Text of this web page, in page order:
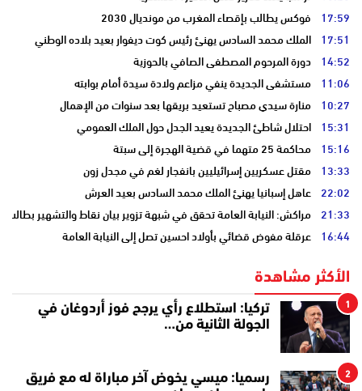
17:59 فوكس يطالب بإقصاء المغرب من مونديال 2030
17:51 الملك محمد السادس يهنئ رئيس كوت ديفوار بعيد بلاده الوطني
14:52 دورة المرحوم المصطفى الصافي بالحوزية
11:06 مستشفى الجديدة ينفي مزاعم ولادة سيدة أمام بوابته
10:27 منارة سيدي مصباح تستعيد بريقها بعد سنوات من الإهمال
15:31 احتلال شاطئ الجديدة يعيد الجدل حول الملك العمومي
15:16 محاكمة 25 متهما في قضية الهجرة إلى سبتة
13:33 مقتل عسكريين إسرائيليين بانفجار لغم في مجدل زون
22:02 عاهل إسبانيا يهنئ الملك محمد السادس بعيد العرش
21:33 مراكش: النيابة العامة تحقق في شبهة تزوير بيان نقاط والتشهير بطالب
16:44 عرقلة مفوض قضائي بأولاد احسين تصل إلى النيابة العامة
الأكثر مشاهدة
1
تركيا: استطلاع رأي يرجح فوز أردوغان في
الجولة الثانية من…
2
رسميا: ميسي يخوض آخر مباراة له مع فريق